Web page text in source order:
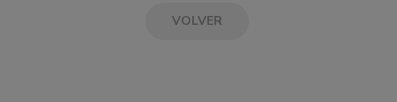
VOLVER